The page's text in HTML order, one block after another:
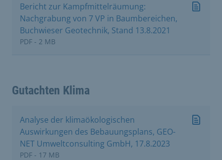
Bericht zur Kampfmittelräumung:
Nachgrabung von 7 VP in Baumbereichen,
Buchwieser Geotechnik, Stand 13.8.2021
PDF - 2 MB
Gutachten Klima
Analyse der klimaökologischen
Auswirkungen des Bebauungsplans, GEO-
NET Umweltconsulting GmbH, 17.8.2023
PDF - 17 MB